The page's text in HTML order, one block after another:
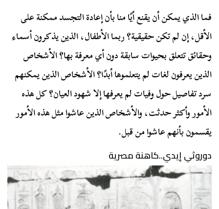
فما الذي يمكن أن يقنع أيًا منا بأن إعادة التجسد ممكنة على
الأقل، إن لم تكن حقيقية؟ ربما الأطفال، الذين يذكرون أسماء
وحقائق تتعلق بحيوات سابقة دون أي معرفة بها؟ الأشخاص
الذين يعرفون لغات لم يتعلموها أبدًا؟ الأشخاص الذين يمكنهم
سرد تفاصيل حول وفيات لم يعرفها إلا شهود العيان؟ كل هذه
الأمور وأكثر حدثت، والأشخاص الذين عاشوا مثل هذه الأمور
يقسمون بأنهم عاشوا من قبل.
دوروثي إيدي..كاهنة مصرية